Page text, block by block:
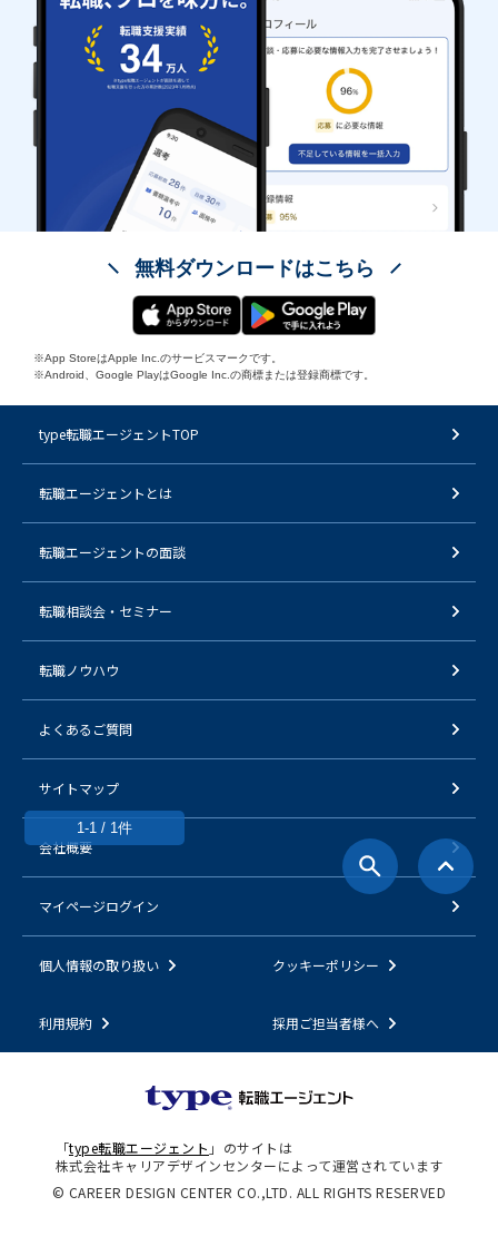
1-1 / 1件
無料ダウンロードはこちら
※App StoreはApple Inc.のサービスマークです。
※Android、Google PlayはGoogle Inc.の商標または登録商標です。
type転職エージェントTOP
転職エージェントとは
転職エージェントの面談
転職相談会・セミナー
転職ノウハウ
よくあるご質問
サイトマップ
会社概要
マイページログイン
個人情報の取り扱い クッキーポリシー
利用規約 採用ご担当者様へ
「type転職エージェント 」のサイトは
株式会社キャリアデザインセンターによって運営されています
© CAREER DESIGN CENTER CO.,LTD. ALL RIGHTS RESERVED